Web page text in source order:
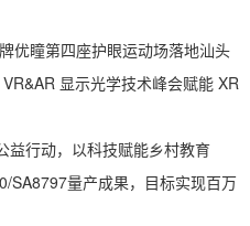
优瞳第四座护眼运动场落地汕头
显示光学技术峰会赋能 XR
益行动，以科技赋能乡村教育
SA8797量产成果，目标实现百万